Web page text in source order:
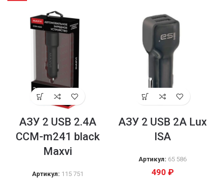
AЗУ 2 USB 2.4A
CCM-m241 black
Maxvi
Артикул: 115 751
AЗУ 2 USB 2A Lux
ISA
Артикул: 65 586
490 ₽